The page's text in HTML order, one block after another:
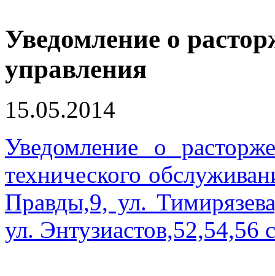
Уведомление о
управления
15.05.2014
Уведомление о
технического
Правды,9, ул.
ул. Энтузиастов,52,54,56